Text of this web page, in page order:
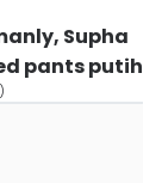
Supha
pants putih